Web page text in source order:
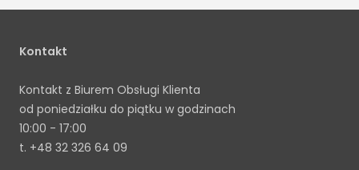
Kontakt
Kontakt z Biurem Obsługi Klienta
od poniedziałku do piątku w godzinach
10:00 - 17:00
t. +48 32 326 64 09